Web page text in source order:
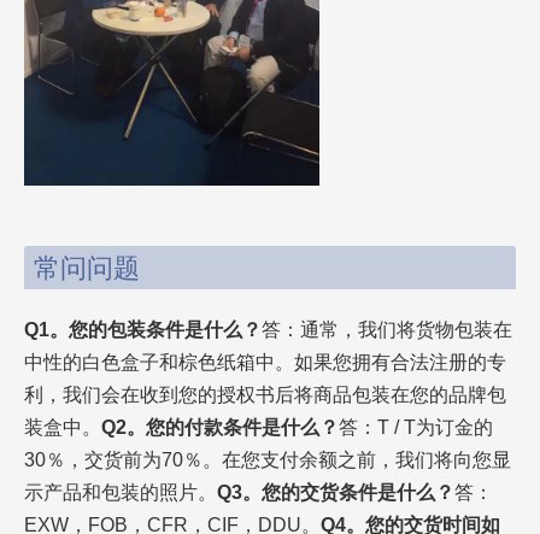
常问问题
Q1。您的包装条件是什么？答：通常，我们将货物包装在
中性的白色盒子和棕色纸箱中。如果您拥有合法注册的专
利，我们会在收到您的授权书后将商品包装在您的品牌包
装盒中。 Q2。您的付款条件是什么？答：T / T为订金的
30％，交货前为70％。在您支付余额之前，我们将向您显
示产品和包装的照片。 Q3。您的交货条件是什么？答：
EXW，FOB，CFR，CIF，DDU。 Q4。您的交货时间如